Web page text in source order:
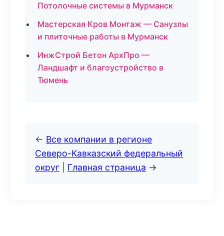
Потолочные системы в Мурманск
Мастерская Кров Монтаж — Санузлы
и плиточные работы в Мурманск
ИнжСтрой Бетон АрхПро —
Ландшафт и благоустройство в
Тюмень
← Все компании в регионе
Северо-Кавказский федеральный
округ
Главная страница →